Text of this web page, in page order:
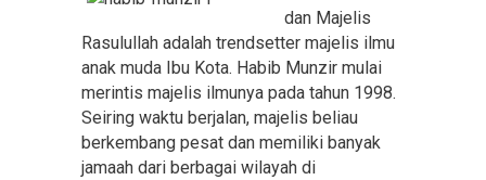
dan Majelis
Rasulullah adalah trendsetter majelis ilmu
anak muda Ibu Kota. Habib Munzir mulai
merintis majelis ilmunya pada tahun 1998.
Seiring waktu berjalan, majelis beliau
berkembang pesat dan memiliki banyak
jamaah dari berbagai wilayah di